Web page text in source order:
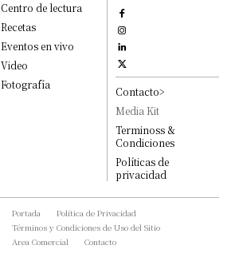
Centro de lectura
Recetas
Eventos en vivo
Video
Fotografía
Contacto>
Media Kit
Terminoss &
Condiciones
Políticas de
privacidad
Portada
Política de Privacidad
Términos y Condiciones de Uso del Sitio
Area Comercial
Contacto